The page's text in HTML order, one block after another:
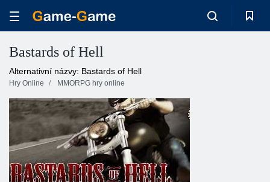
Bastards of Hell
Alternativní názvy: Bastards of Hell
Hry Online MMORPG hry online